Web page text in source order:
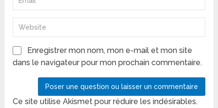
Enregistrer mon nom, mon e-mail et mon site
dans le navigateur pour mon prochain commentaire.
Ce site utilise Akismet pour réduire les indésirables.